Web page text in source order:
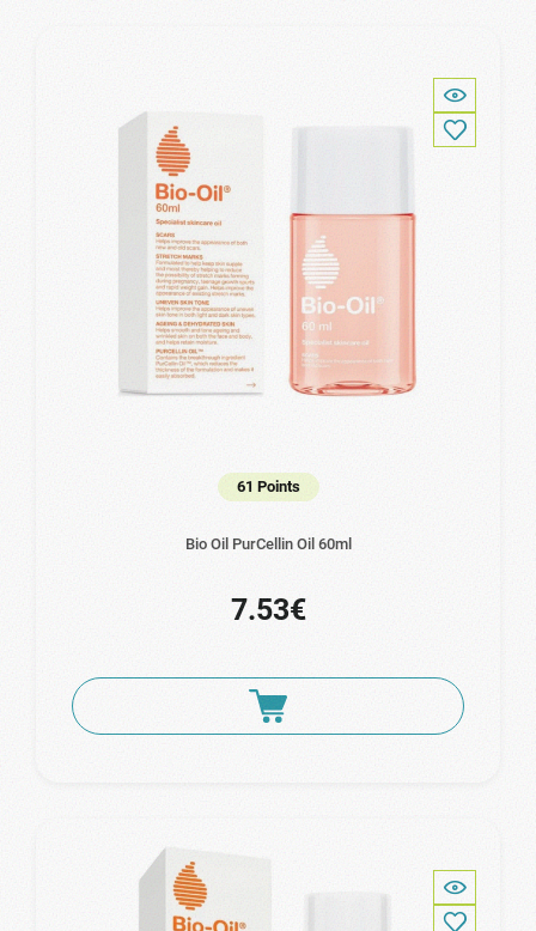
61 Points
Bio Oil PurCellin Oil 60ml
7.53€